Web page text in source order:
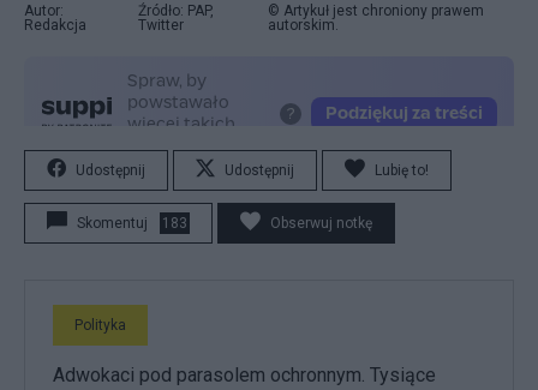
Autor:
Redakcja
Źródło: PAP,
Twitter
© Artykuł jest chroniony prawem
autorskim.
Udostępnij Udostępnij Lubię to!
Skomentuj 183 Obserwuj notkę
Polityka
Adwokaci pod parasolem ochronnym. Tysiące